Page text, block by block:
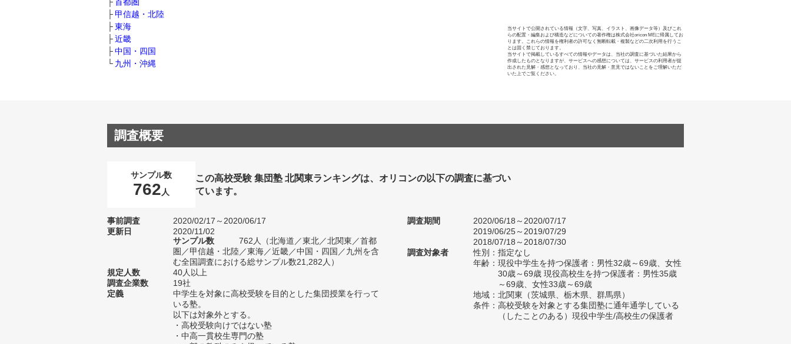
甲信越・北陸
東海
近畿
中国・四国
九州・沖縄
当サイトで公開されている情報（文字、写真、イラスト、画像データ等）及びこれ
らの配置・編集および構造などについての著作権は株式会社oricon MEに帰属してお
ります。これらの情報を権利者の許可なく無断転載・複製などの二次利用を行うこ
とは固く禁じております。
当サイトで掲載しているすべての情報やデータは、当社の調査に基づいた結果から
作成したものとなりますが、サービスへの感想については、サービスの利用者が提
出された見解・感想となっており、当社の見解・意見ではないことをご理解いただ
いた上でご覧ください。
調査概要
サンプル数
762 人
この高校受験 集団塾 北関東ランキングは、オリコンの以下の調査に基づい
ています。
事前調査
2020/02/17～2020/06/17
更新日
2020/11/02
サンプル数
762人（北海道／東北／北関東／首都
圏／甲信越・北陸／東海／近畿／中国・四国／九州を含
む全国調査における総サンプル数21,282人）
規定人数
40人以上
調査企業数
19社
定義
中学生を対象に高校受験を目的とした集団授業を行って
いる塾。
以下は対象外とする。
・高校受験向けではない塾
・中高一貫校生専門の塾
調査期間
2020/06/18～2020/07/17
2019/06/25～2019/07/29
2018/07/18～2018/07/30
調査対象者
性別：指定なし
年齢：現役中学生を持つ保護者：男性32歳～69歳、女性
30歳～69歳 現役高校生を持つ保護者：男性35歳
～69歳、女性33歳～69歳
地域：北関東（茨城県、栃木県、群馬県）
条件：高校受験を対象とする集団塾に通年通学している
（したことのある）現役中学生/高校生の保護者